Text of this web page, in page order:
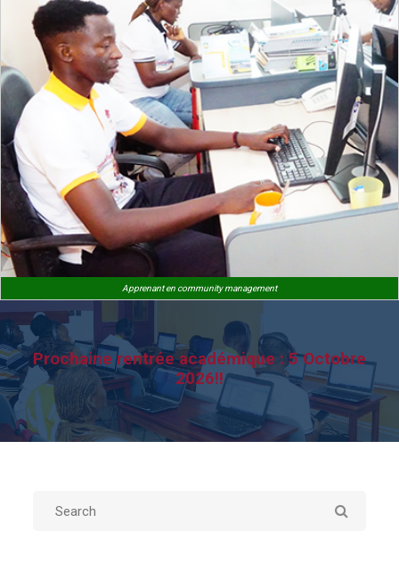
Apprenant en community management
Prochaine rentrée académique : 5 Octobre
2026!!